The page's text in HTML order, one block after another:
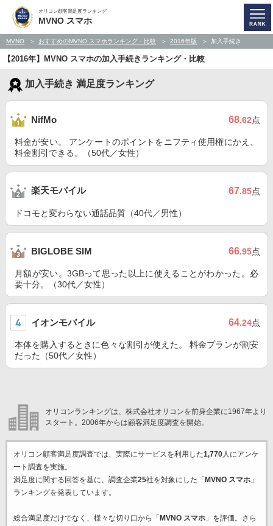
オリコン顧客満足度ランキング
MVNO スマホ
MVNO おすすめのMVNO スマホランキング・比較 2016年版 加入手続き
【2016年】MVNO スマホの加入手続きランキング・比較
加入手続き 満足度ランキング
NifMo 68.62点
料金が安い。 アンケートのポイントをニフティ使用権にかえ、
料金割引できる。（50代／女性）
楽天モバイル 67.85点
ドコモと変わらない通話品質（40代／男性）
BIGLOBE SIM 66.95点
月額が安い。3GBって思った以上に使えることがわかった。必
要十分。（30代／女性）
イオンモバイル 64.24点
本体を購入するときに色々な割引が使えた。 料金プランが割安
だった（50代／女性）
オリコンランキングは、株式会社オリコンを前身企業に1967年より
スタート。2006年からは顧客満足度調査を開始。
オリコン顧客満足度調査では、実際にサービスを利用した1,770人にアンケ
ート調査を実施。
満足度に関する回答を基に、調査企業25社を対象にした「 MVNO スマホ」
ランキングを発表しています。
総合満足度だけでなく、様々な切り口から「 MVNO スマホ」を評価。さら